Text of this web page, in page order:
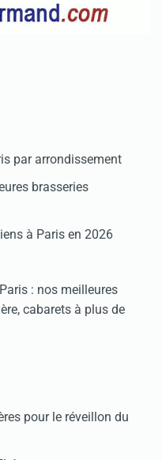
par arrondissement
brasseries
à Paris en 2026
: nos meilleures
cabarets à plus de
pour le réveillon du